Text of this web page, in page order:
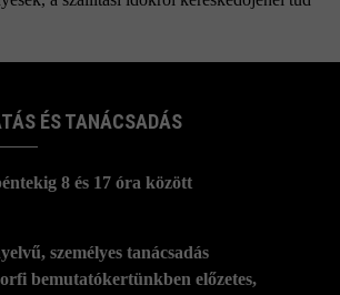
ÉS TANÁCSADÁS
8 és 17 óra között
személyes tanácsadás
bemutatókertünkben előzetes,